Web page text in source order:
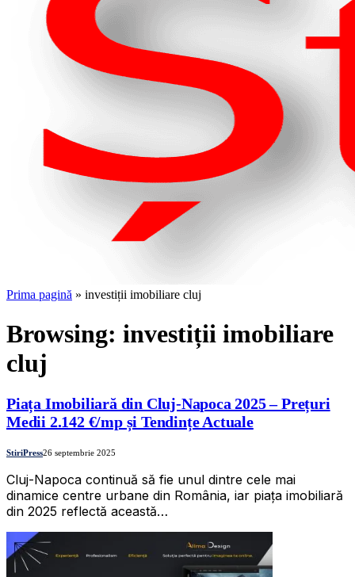
Prima pagină » investiții imobiliare cluj
Browsing: investiții imobiliare
cluj
Piața Imobiliară din Cluj-Napoca 2025 – Prețuri
Medii 2.142 €/mp și Tendințe Actuale
StiriPress26 septembrie 2025
Cluj-Napoca continuă să fie unul dintre cele mai
dinamice centre urbane din România, iar piața imobiliară
din 2025 reflectă această…